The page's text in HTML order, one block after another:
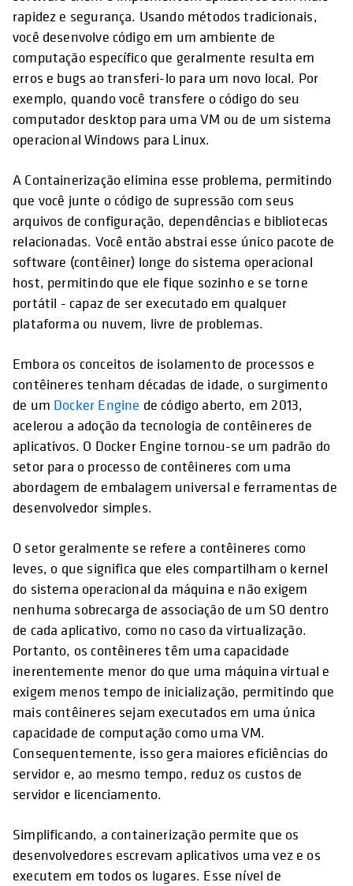
rapidez e segurança. Usando métodos tradicionais,
você desenvolve código em um ambiente de
computação específico que geralmente resulta em
erros e bugs ao transferi-lo para um novo local. Por
exemplo, quando você transfere o código do seu
computador desktop para uma VM ou de um sistema
operacional Windows para Linux.
A Containerização elimina esse problema, permitindo
que você junte o código de supressão com seus
arquivos de configuração, dependências e bibliotecas
relacionadas. Você então abstrai esse único pacote de
software (contêiner) longe do sistema operacional
host, permitindo que ele fique sozinho e se torne
portátil - capaz de ser executado em qualquer
plataforma ou nuvem, livre de problemas.
Embora os conceitos de isolamento de processos e
contêineres tenham décadas de idade, o surgimento
de um Docker Engine de código aberto, em 2013,
acelerou a adoção da tecnologia de contêineres de
aplicativos. O Docker Engine tornou-se um padrão do
setor para o processo de contêineres com uma
abordagem de embalagem universal e ferramentas de
desenvolvedor simples.
O setor geralmente se refere a contêineres como
leves, o que significa que eles compartilham o kernel
do sistema operacional da máquina e não exigem
nenhuma sobrecarga de associação de um SO dentro
de cada aplicativo, como no caso da virtualização.
Portanto, os contêineres têm uma capacidade
inerentemente menor do que uma máquina virtual e
exigem menos tempo de inicialização, permitindo que
mais contêineres sejam executados em uma única
capacidade de computação como uma VM.
Consequentemente, isso gera maiores eficiências do
servidor e, ao mesmo tempo, reduz os custos de
servidor e licenciamento.
Simplificando, a containerização permite que os
desenvolvedores escrevam aplicativos uma vez e os
executem em todos os lugares. Esse nível de